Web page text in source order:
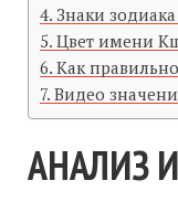
Знаки
Цвет имени
Как
Видео
АНАЛИЗ